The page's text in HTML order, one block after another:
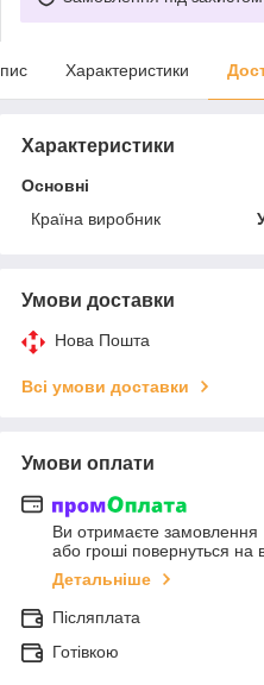
Характеристики
Характеристики
Основні
Країна виробник
Умови доставки
Нова Пошта
Всі умови доставки
Умови оплати
Ви отримаєте замовлення
або гроші повернуться на
Детальніше
Післяплата
Готівкою